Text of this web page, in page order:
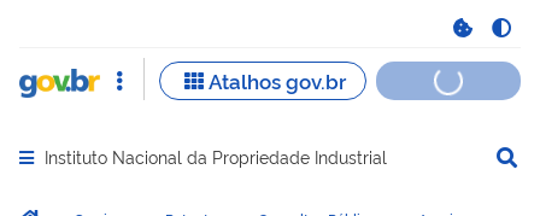
Abrir menu principal de navegação
Instituto Nacional da Propriedade Industrial